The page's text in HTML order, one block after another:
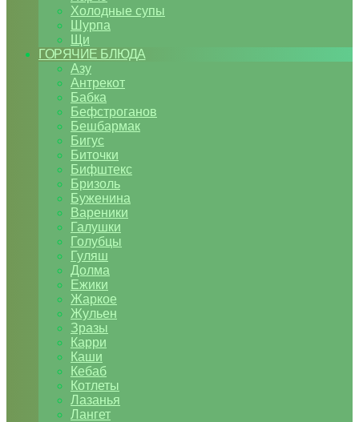
Холодные супы
Шурпа
Щи
ГОРЯЧИЕ БЛЮДА
Азу
Антрекот
Бабка
Бефстроганов
Бешбармак
Бигус
Биточки
Бифштекс
Бризоль
Буженина
Вареники
Галушки
Голубцы
Гуляш
Долма
Ежики
Жаркое
Жульен
Зразы
Карри
Каши
Кебаб
Котлеты
Лазанья
Лангет